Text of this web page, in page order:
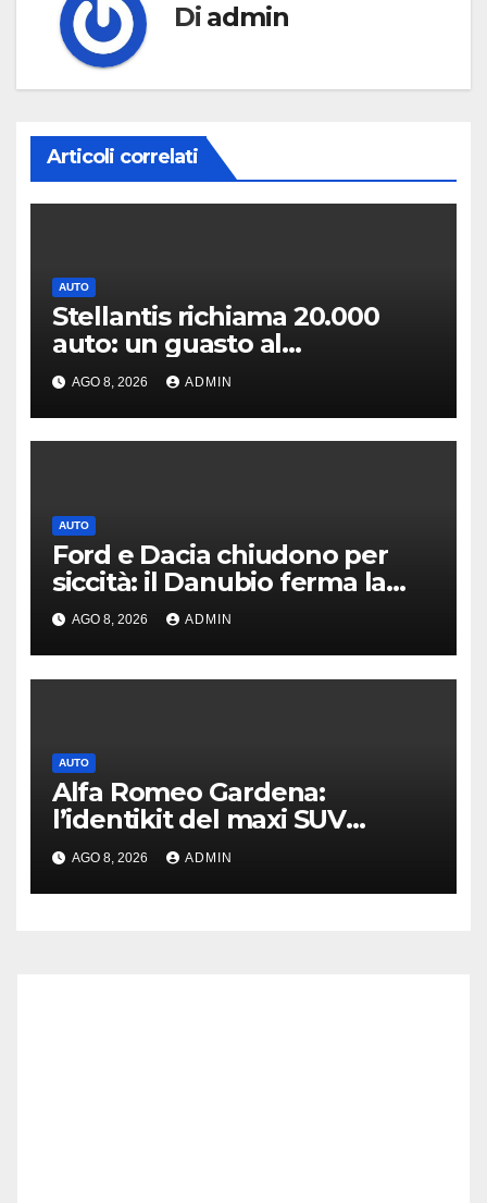
Di admin
Articoli correlati
AUTO
Stellantis richiama 20.000
auto: un guasto al
servosterzo potrebbe
provocare un incendio
AGO 8, 2026 ADMIN
AUTO
Ford e Dacia chiudono per
siccità: il Danubio ferma la
produzione auto
AGO 8, 2026 ADMIN
AUTO
Alfa Romeo Gardena:
l’identikit del maxi SUV
immaginato per Usa e Cina
AGO 8, 2026 ADMIN